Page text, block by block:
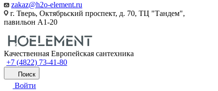
zakaz@h2o-element.ru
г. Тверь, Октябрьский проспект, д. 70, ТЦ "Тандем",
павильон А1-20
Качественная Европейская сантехника
+7 (4822) 73-41-80
Поиск
Войти